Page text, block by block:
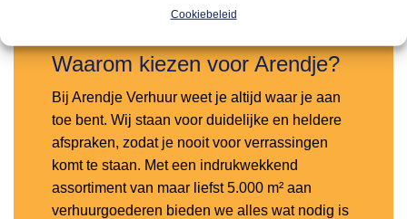
Cookiebeleid
Waarom kiezen voor Arendje?
Bij Arendje Verhuur weet je altijd waar je aan
toe bent. Wij staan voor duidelijke en heldere
afspraken, zodat je nooit voor verrassingen
komt te staan. Met een indrukwekkend
assortiment van maar liefst 5.000 m² aan
verhuurgoederen bieden we alles wat nodig is